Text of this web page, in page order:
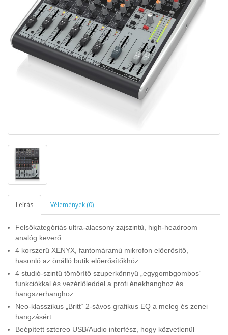
Leírás Vélemények (0)
Felsőkategóriás ultra-alacsony zajszintű, high-headroom
analóg keverő
4 korszerű XENYX, fantomáramú mikrofon előerősítő,
hasonló az önálló butik előerősítőkhöz
4 studió-szintű tömörítő szuperkönnyű „egygombgombos“
funkciókkal és vezérlőleddel a profi énekhanghoz és
hangszerhanghoz.
Neo-klasszikus „Britt“ 2-sávos grafikus EQ a meleg és zenei
hangzásért
Beépített sztereo USB/Audio interfész, hogy közvetlenül